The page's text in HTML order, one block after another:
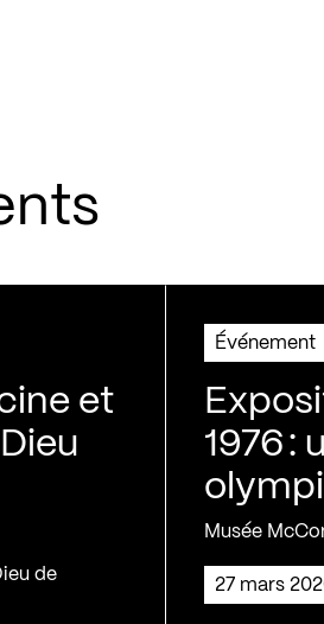
et
de
Événement
1976 :
Musée
27 mars